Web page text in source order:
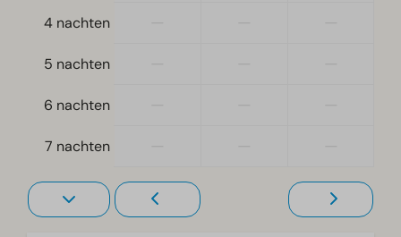
4 nachten
5 nachten
6 nachten
7 nachten